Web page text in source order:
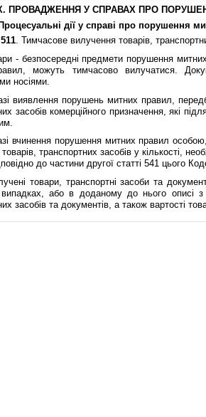
ПРОВАДЖЕННЯ У СПРАВАХ ПРО
дiї у справi про порушення
. Тимчасове вилучення товарiв,
- безпосереднi предмети порушення
можуть тимчасово вилучатися.
носiями.
порушень митних правил,
засобiв комерцiйного призначення, якi
порушення митних правил особою,
транспортних засобiв у кiлькостi,
до частини другої статтi 541 цього
товари, транспортнi засоби та
або в доданому до нього описi
засобiв та документiв, а також вартостi